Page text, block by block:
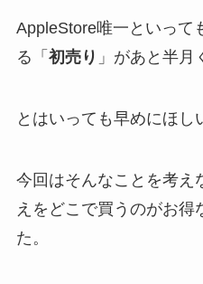
AppleStore唯一といって
る「 初売り 」があと半月
とはいっても早めにほし
今回はそんなことを考え
えをどこで買うのがお得
た。